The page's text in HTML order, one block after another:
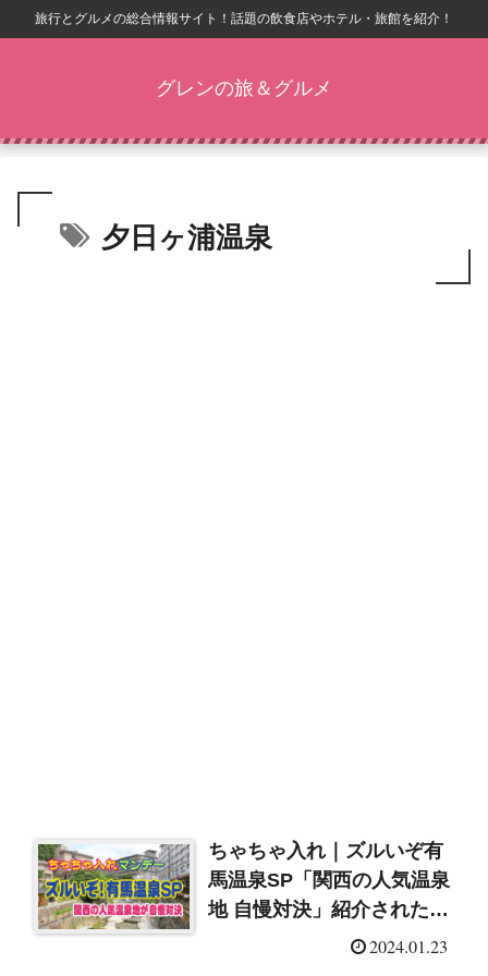
旅行とグルメの総合情報サイト！話題の飲食店やホテル・旅館を紹介！
グレンの旅＆グルメ
夕日ヶ浦温泉
ちゃちゃ入れ｜ズルいぞ有
馬温泉SP「関西の人気温泉
地 自慢対決」紹介されたホ
テル・旅館まとめ 2024.01.23